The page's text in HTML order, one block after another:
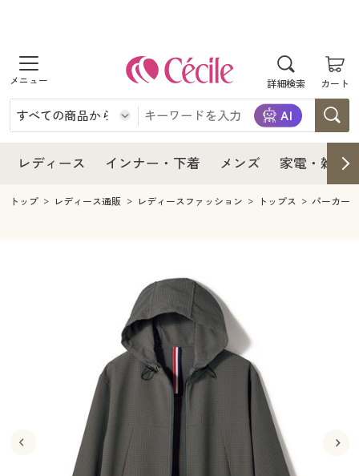
詳細検索 カート
商品を探す
レディース
レディースファッション
インナー・下着
インナー・下着通販すべて
ジュニア・ティーンズ下着
メンズ
キッチン・雑貨・日用品
寝具・インテリア・家具
寝具・インテリア・家具通販すべて
寝具・ベッド
カーテン・ラグ・ファブリック
美容・健康通販すべて
美容・健康・サプリメント
制服・スクール
制服・スクールすべて
制服・学生服
大きいサイズ
大きいサイズ通販すべて
レディース インナー・下着 メンズ 家電・雑貨
レディース
レディース通販すべて
レディースファッション
インナー・下着
インナー・下着通販すべて
ジュニア・ティーンズ下着
メンズ
キッチン・雑貨・日用品
寝具・インテリア・家具通販すべて
カーテン・ラグ・ファブリック
美容・健康通販すべて
美容・健康・サプリメント
制服・スクールすべて
制服・学生服
ジュニア・ティーンズ下着
大きいサイズ通販すべて
大きいサイズ レディース服
バーゲンセール
トップ レディース通販 レディースファッション トップス パーカー